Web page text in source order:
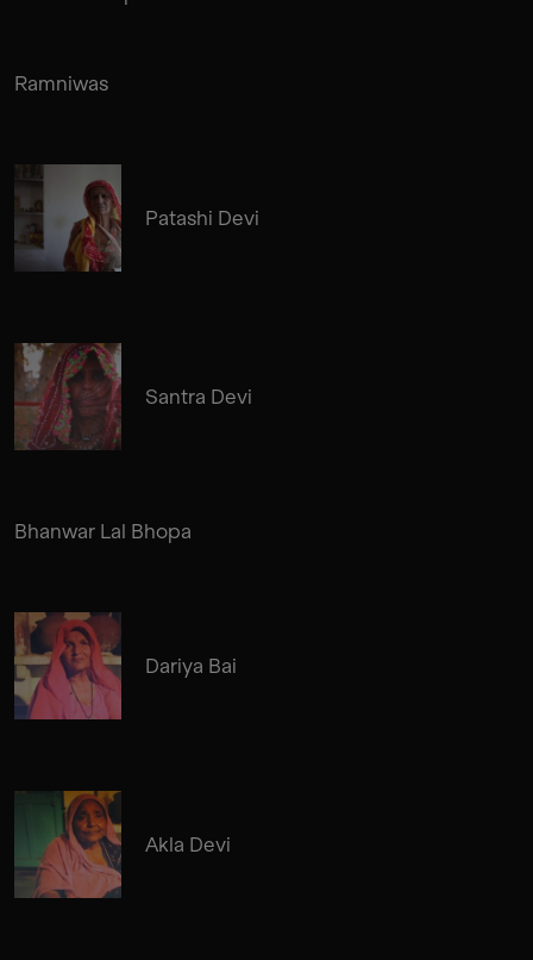
Ramniwas
Patashi Devi
Santra Devi
Bhanwar Lal Bhopa
Dariya Bai
Akla Devi